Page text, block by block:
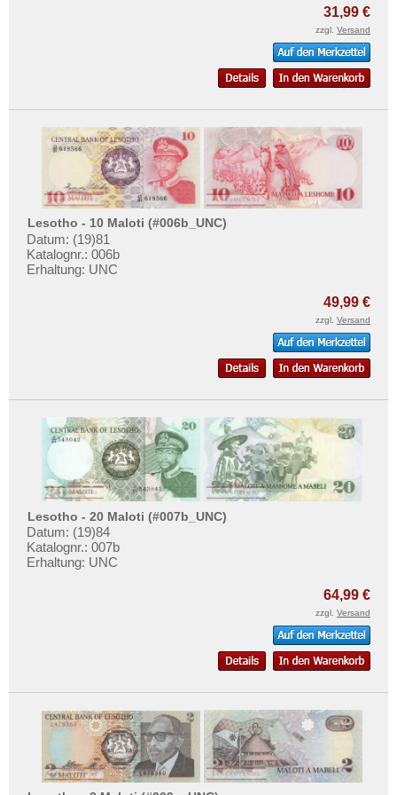
Süd Sudan
Südafrika
Swaziland
Tansania
Togo
Tschad
Zentralafrikanische Republik
Zentralafrikanische Staaten
Zimbabwe
Privatsphäre und Datenschutz
AGB
Impressum
31,99 €
zzgl. Versand
Lesotho - 10 Maloti (#006b_UNC)
Datum: (19)81
Katalognr.: 006b
Erhaltung: UNC
49,99 €
zzgl. Versand
Lesotho - 20 Maloti (#007b_UNC)
Datum: (19)84
Katalognr.: 007b
Erhaltung: UNC
64,99 €
zzgl. Versand